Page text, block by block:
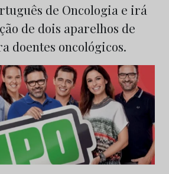
de Oncologia e irá
de dois aparelhos de
doentes oncológicos.